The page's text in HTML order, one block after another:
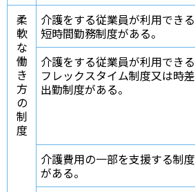
柔
軟
な
働
き
方
の
制
度
介護をする従業員が利用できる
短時間勤務制度がある。
介護をする従業員が利用できる
フレックスタイム制度又は時差
出勤制度がある。
介護費用の一部を支援する制度
がある。